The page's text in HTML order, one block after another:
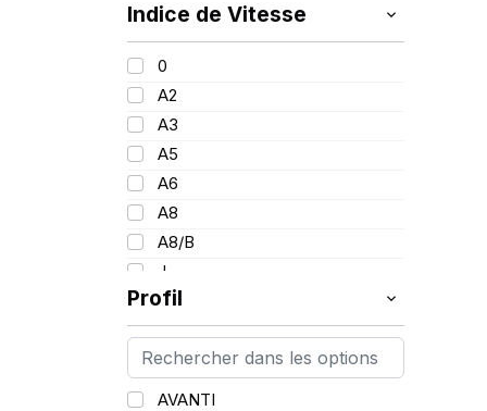
141
148/145
151
152
153
154
157
160
185
18
20
24
25
26
28
30
34
36
Indice de Vitesse
0
A2
A3
A5
A6
A8
A8/B
J
L
PR
Profil
AVANTI